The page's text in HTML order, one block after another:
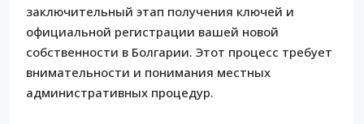
заключительный этап получения ключей и
официальной регистрации вашей новой
собственности в Болгарии. Этот процесс требует
внимательности и понимания местных
административных процедур.